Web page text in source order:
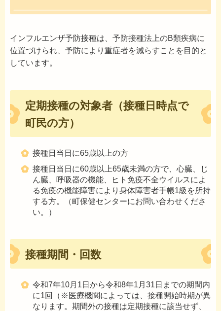
インフルエンザ予防接種は、予防接種法上のB類疾病に
位置づけられ、予防により重症者を減らすことを目的と
しています。
定期接種の対象者（接種日時点で
町民の方）
接種日当日に65歳以上の方
接種日当日に60歳以上65歳未満の方で、心臓、じ
ん臓、呼吸器の機能、ヒト免疫不全ウイルスによ
る免疫の機能障害により身体障害者手帳1級を所持
する方。（町保健センターにお問い合わせくださ
い。）
接種期間・回数
令和7年10月1日から令和8年1月31日までの期間内
に1回（※医療機関によっては、接種開始時期が異
なります。期間外の接種は定期接種に該当せず、